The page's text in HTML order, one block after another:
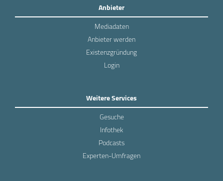
Anbieter
Mediadaten
Anbieter werden
Existenzgründung
Login
Weitere Services
Gesuche
Infothek
Podcasts
Experten-Umfragen